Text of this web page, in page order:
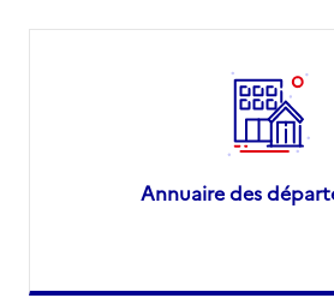
Annuaire des